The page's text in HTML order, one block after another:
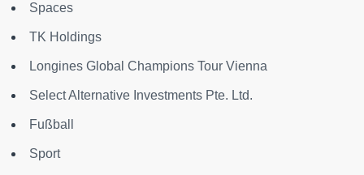
Spaces
TK Holdings
Longines Global Champions Tour Vienna
Select Alternative Investments Pte. Ltd.
Fußball
Sport